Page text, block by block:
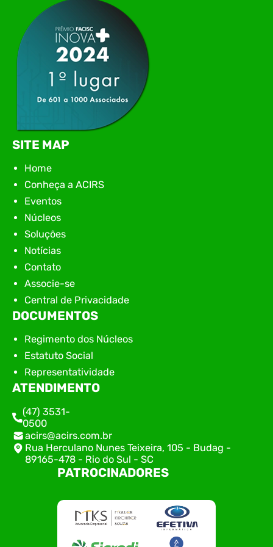
encontro aconteceu em Rio…
SITE MAP
Home
Conheça a ACIRS
Eventos
Núcleos
Soluções
Notícias
Contato
Associe-se
Central de Privacidade
DOCUMENTOS
Regimento dos Núcleos
Estatuto Social
Representatividade
ATENDIMENTO
(47) 3531-
0500
acirs@acirs.com.br
Rua Herculano Nunes Teixeira, 105 - Budag -
89165-478 - Rio do Sul - SC
PATROCINADORES